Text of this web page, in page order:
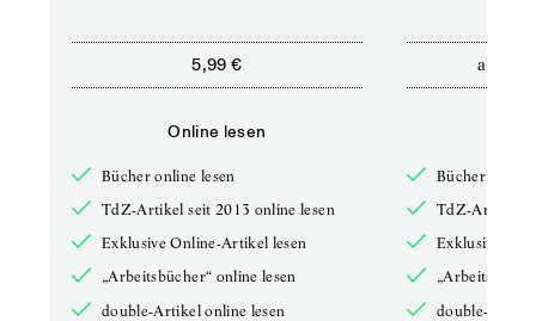
5,99 €
Online lesen
Bücher online lesen
TdZ-Artikel seit 2013 online lesen
Exklusive Online-Artikel lesen
„Arbeitsbücher“ online lesen
double-Artikel online lesen
ab
Bücher online
TdZ-Artikel
Exklusive
double-